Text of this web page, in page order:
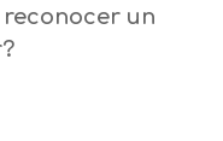
reconocer un